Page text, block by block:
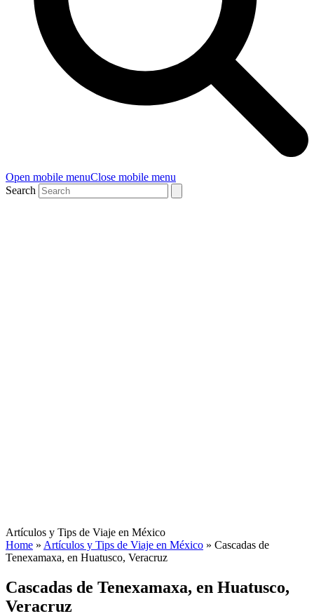
Open mobile menuClose mobile menu
Search
Artículos y Tips de Viaje en México
Home » Artículos y Tips de Viaje en México » Cascadas de
Tenexamaxa, en Huatusco, Veracruz
Cascadas de Tenexamaxa, en Huatusco,
Veracruz